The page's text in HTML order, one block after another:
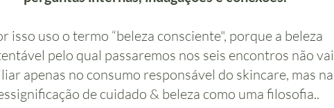
isso uso o termo “beleza consciente", porque a beleza
pelo qual passaremos nos seis encontros não vai
apenas no consumo responsável do skincare, mas na
de cuidado & beleza como uma filosofia..